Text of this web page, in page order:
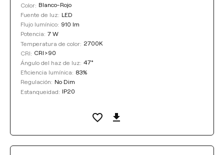
Color: Blanco-Rojo
Fuente de luz: LED
Flujo lumínico: 910 lm
Potencia: 7 W
Temperatura de color: 2700K
CRI: CRI>90
Ángulo del haz de luz: 47°
Eficiencia lumínica: 83%
Regulación: No Dim
Estanqueidad: IP20